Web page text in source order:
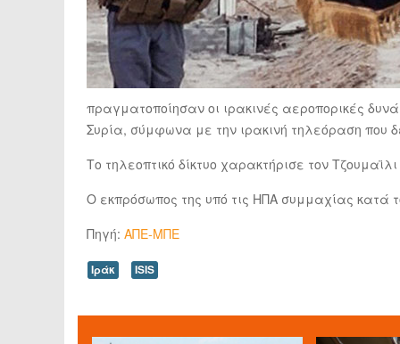
πραγματοποίησαν οι ιρακινές αεροπορικές
Συρία, σύμφωνα με την ιρακινή τηλεόραση που
Το τηλεοπτικό δίκτυο χαρακτήρισε τον
Ο εκπρόσωπος της υπό τις ΗΠΑ συμμαχίας κατά
Πηγή: ΑΠΕ-ΜΠΕ
Ιράκ ISIS